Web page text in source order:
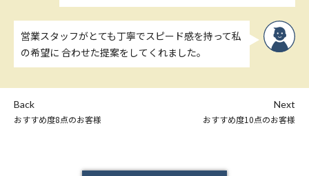
営業スタッフがとても丁寧でスピード感を持って私
の希望に 合わせた提案をしてくれました。
Back
おすすめ度8点のお客様
Next
おすすめ度10点のお客様